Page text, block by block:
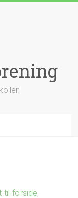
til-forside,